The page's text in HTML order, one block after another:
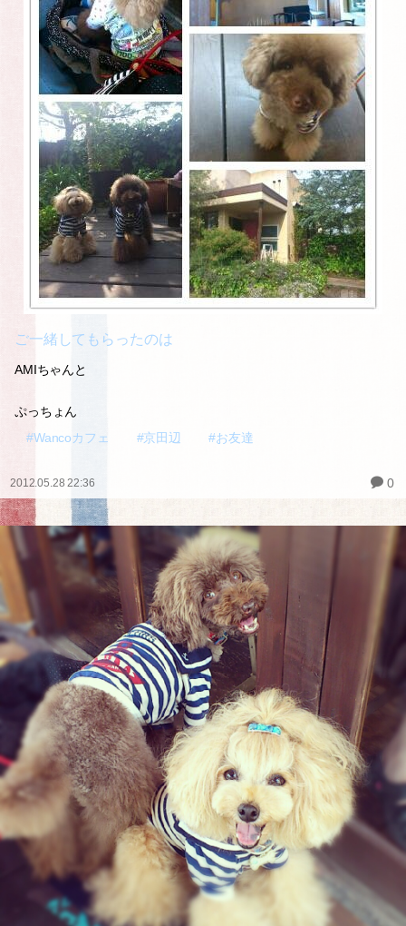
ご一緒してもらったのは
AMIちゃんと
ぷっちょん
#Wancoカフェ
#京田辺 #お友達
2012.05.28 22:36 0